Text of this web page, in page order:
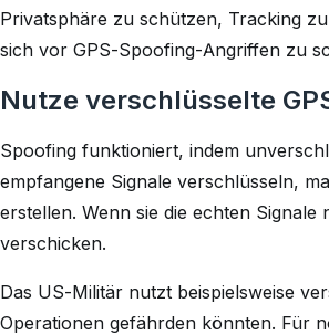
Privatsphäre zu schützen, Tracking
sich vor GPS-Spoofing-Angriffen zu
Nutze verschlüsselte
Spoofing funktioniert, indem
empfangene Signale verschlüsseln,
erstellen. Wenn sie die echten
verschicken.
Das US-Militär nutzt beispielsweise
Operationen gefährden könnten. Für